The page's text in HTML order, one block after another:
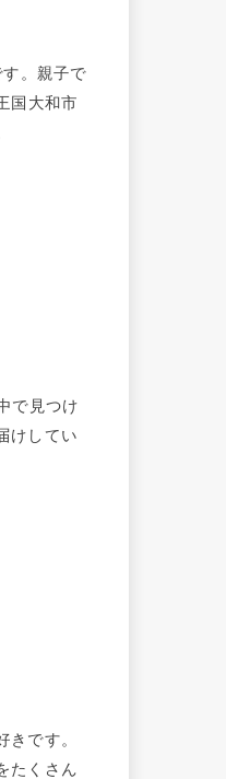
。親子で
国大和市
で見つけ
けしてい
です。
たくさん